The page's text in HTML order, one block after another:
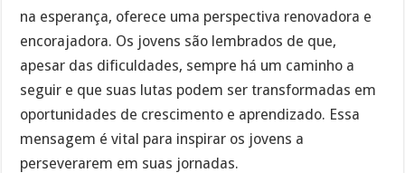
na esperança, oferece uma perspectiva renovadora e
encorajadora. Os jovens são lembrados de que,
apesar das dificuldades, sempre há um caminho a
seguir e que suas lutas podem ser transformadas em
oportunidades de crescimento e aprendizado. Essa
mensagem é vital para inspirar os jovens a
perseverarem em suas jornadas.